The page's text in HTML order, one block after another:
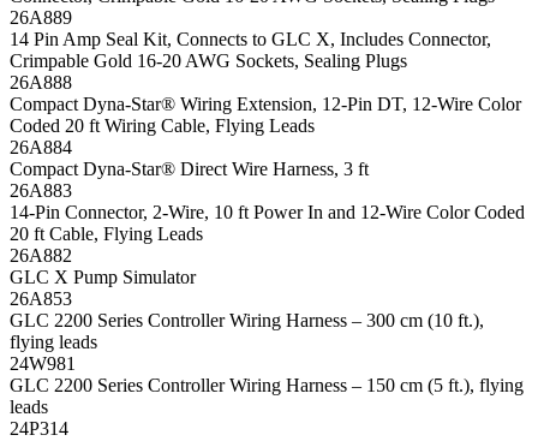
26A889
14 Pin Amp Seal Kit, Connects to GLC X, Includes Connector,
Crimpable Gold 16-20 AWG Sockets, Sealing Plugs
26A888
Compact Dyna-Star® Wiring Extension, 12-Pin DT, 12-Wire Color
Coded 20 ft Wiring Cable, Flying Leads
26A884
Compact Dyna-Star® Direct Wire Harness, 3 ft
26A883
14-Pin Connector, 2-Wire, 10 ft Power In and 12-Wire Color Coded
20 ft Cable, Flying Leads
26A882
GLC X Pump Simulator
26A853
GLC 2200 Series Controller Wiring Harness – 300 cm (10 ft.),
flying leads
24W981
GLC 2200 Series Controller Wiring Harness – 150 cm (5 ft.), flying
leads
24P314